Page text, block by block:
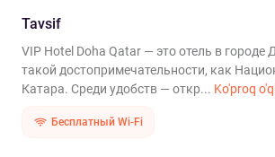
Tavsif
VIP Hotel Doha Qatar — это отель в городе
такой достопримечательности, как
Катара. Среди удобств — откр... Ko'proq
Бесплатный Wi-Fi